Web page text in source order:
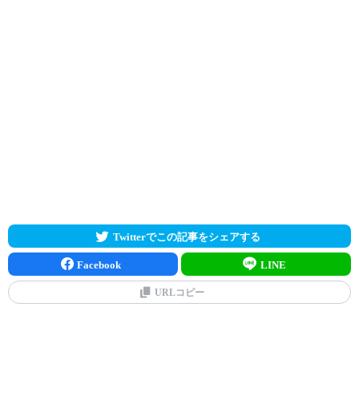
Twitterでこの記事をシェアする
Facebook LINE
URLコピー